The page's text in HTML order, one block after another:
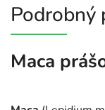
Podrobný
Maca